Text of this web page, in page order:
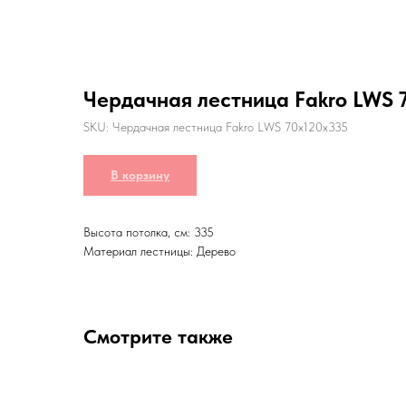
Чердачная лестница Fakro LWS
SKU: Чердачная лестница Fakro LWS 70x120x335
В корзину
Высота потолка, см: 335
Материал лестницы: Дерево
Смотрите также